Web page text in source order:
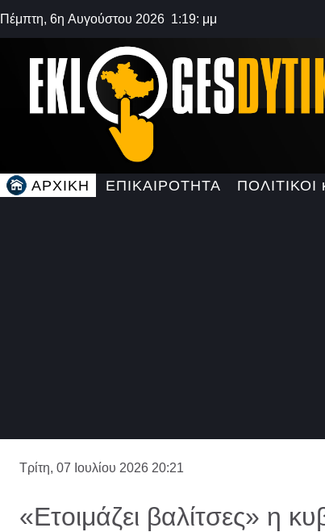
Πέμπτη, 6η Αυγούστου 2026 1:19: μμ
ΑΡΧΙΚΗ ΕΠΙΚΑΙΡΟΤΗΤΑ ΠΟΛΙΤΙΚΟΙ
Τρίτη, 07 Ιουλίου 2026 20:21
«Ετοιμάζει βαλίτσες» η